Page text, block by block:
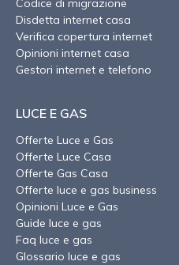
Codice di migrazione
Disdetta internet casa
Verifica copertura internet
Opinioni internet casa
Gestori internet e telefono
LUCE E GAS
Offerte Luce e Gas
Offerte Luce Casa
Offerte Gas Casa
Offerte luce e gas business
Opinioni Luce e Gas
Guide luce e gas
Faq luce e gas
Glossario luce e gas